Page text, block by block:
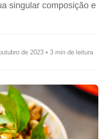
singular composição e
de 2023 • 3 min de leitura